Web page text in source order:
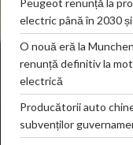
Peugeot renunță la
electric până în 2030
O nouă eră la
renunță definitiv la
electrică
Producătorii auto
subvenților